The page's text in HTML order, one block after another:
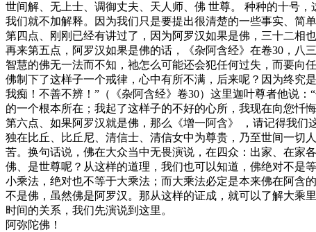
世间解、无上士、调御丈夫、天人师、佛 世尊。 种种的十号
我们就不加解释。因为我们只是要提出很清楚的一些事实、简
第四点、刚刚已经有讲过了，因为阿罗汉如果是佛，三十二相
再来第五点，阿罗汉如果是佛的话，《杂阿含经》在卷30，八
智慧的佛无一法而不知，祂怎么可能还会犯任何过失，而要向
佛制下了这样子一个戒律，心中有所不满，后来呢？因为终究
我痴！不善不辨！”（《杂阿含经》卷30）这里迦叶尊者他说
的一个根本所在；我起了这样子的不好的心所，我现在向您忏
第六点、如果阿罗汉就是佛，那么《增一阿含》 ，请记得我
独在比丘、比丘尼、清信士、清信女中为尊贵，乃至世间一切
苦。换句话说，佛在大众当中无畏演说，在四众：出家、在家
佛、是世尊呢？从这样的道理，我们也可以知道，佛绝对不是
小乘法，绝对也不等于大乘法；而大乘法必定是本来佛在阿含
不是佛，虽然佛是阿罗汉。那从这样的证成，就可以了解大乘
时间的关系，我们先演说到这里。
阿弥陀佛！